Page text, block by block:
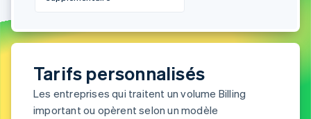
Tarifs personnalisés
Les entreprises qui traitent un volume Billing
important ou opèrent selon un modèle